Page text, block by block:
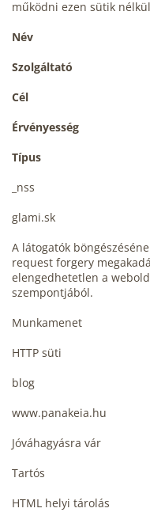
működni ezen sütik
Név
Szolgáltató
Cél
Érvényesség
Típus
_nss
glami.sk
A látogatók
request forgery
elengedhetetlen a
szempontjából.
Munkamenet
HTTP süti
blog
www.panakeia.hu
Jóváhagyásra vár
Tartós
HTML helyi tárolás